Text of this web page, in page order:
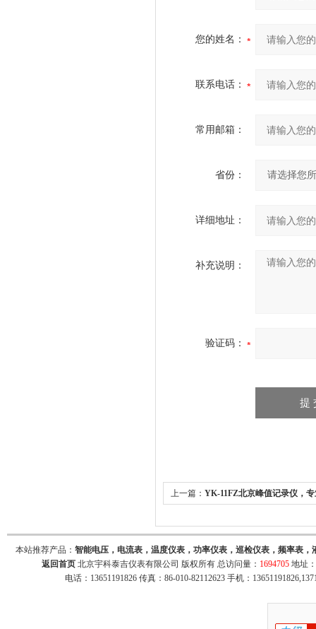
您的姓名：
联系电话：
常用邮箱：
省份：
详细地址：
补充说明：
验证码：
上一篇： YK-11FZ北京峰值记录仪，
本站推荐产品： 智能电压，电流表，温度仪表，功率仪表，巡检仪表，频率表
返回首页 北京宇科泰吉仪表有限公司 版权所有 总访问量： 1694705 地址
电话：13651191826 传真：86-010-82112623 手机：